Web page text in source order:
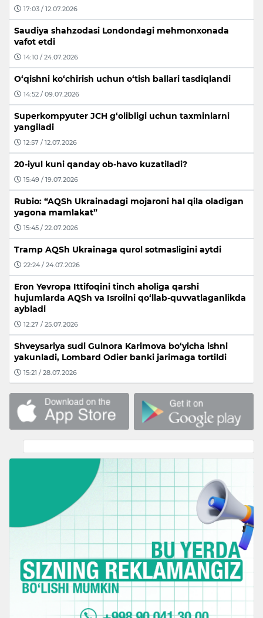
17:03 / 12.07.2026
Saudiya shahzodasi Londondagi mehmonxonada
vafot etdi
14:10 / 24.07.2026
O‘qishni ko‘chirish uchun o‘tish ballari tasdiqlandi
14:52 / 09.07.2026
Superkompyuter JCH g‘olibligi uchun taxminlarni
yangiladi
12:57 / 12.07.2026
20-iyul kuni qanday ob-havo kuzatiladi?
15:49 / 19.07.2026
Rubio: “AQSh Ukrainadagi mojaroni hal qila oladigan
yagona mamlakat”
15:45 / 22.07.2026
Tramp AQSh Ukrainaga qurol sotmasligini aytdi
22:24 / 24.07.2026
Eron Yevropa Ittifoqini tinch aholiga qarshi
hujumlarda AQSh va Isroilni qo‘llab-quvvatlaganlikda
aybladi
12:27 / 25.07.2026
Shveysariya sudi Gulnora Karimova bo‘yicha ishni
yakunladi, Lombard Odier banki jarimaga tortildi
15:21 / 28.07.2026